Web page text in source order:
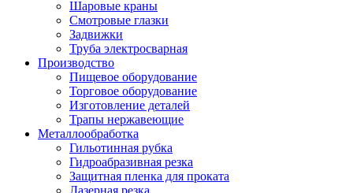
Шаровые краны
Смотровые глазки
Задвижки
Труба электросварная
Производство
Пищевое оборудование
Торговое оборудование
Изготовление деталей
Трапы нержавеющие
Металлообработка
Гильотинная рубка
Гидроабразивная резка
Защитная пленка для проката
Лазерная резка